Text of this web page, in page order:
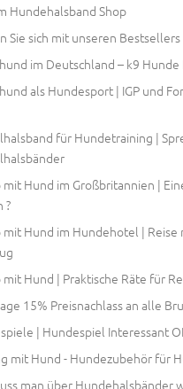
Hundehalsband Shop
Sie sich mit unseren
im Deutschland – k9 Hunde
als Hundesport | IGP und
für Hundetraining |
mit Hund im Großbritannien |
?
mit Hund im Hundehotel |
Hund | Praktische Räte für
15% Preisnachlass an alle
| Hundespiel Interessant
mit Hund - Hundezubehör für
man über Hundehalsbänder